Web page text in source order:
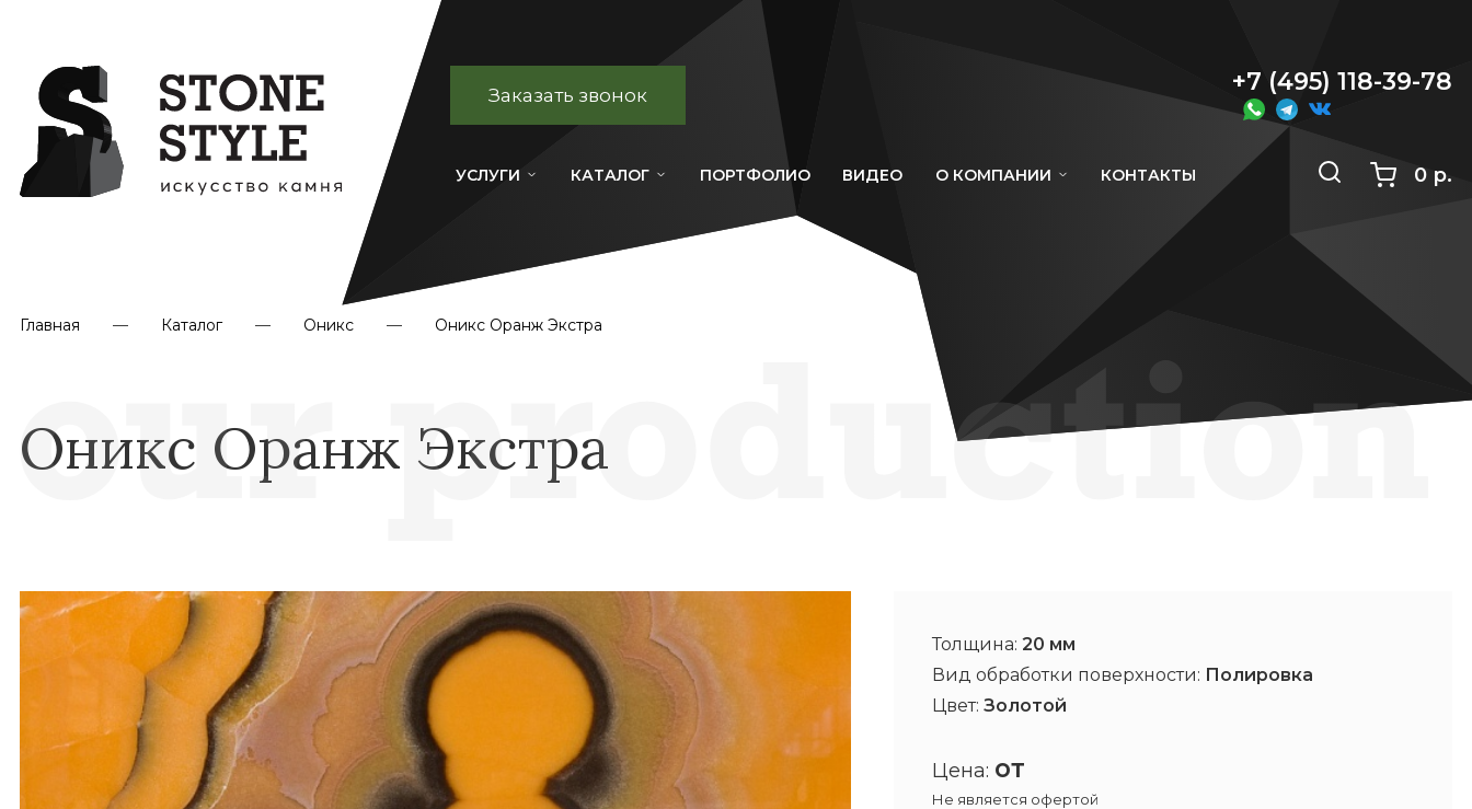
Заказать звонок +7 (495) 118-39-78
УСЛУГИ КАТАЛОГ ПОРТФОЛИО ВИДЕО О КОМПАНИИ КОНТАКТЫ 0 р.
Главная Каталог Оникс Оникс Оранж Экстра
Оникс Оранж Экстра
Толщина: 20 мм
Вид обработки поверхности: Полировка
Цвет: Золотой
Цена: от
Не является офертой